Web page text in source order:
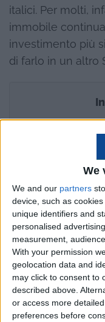
We
We and our partners
device, such as
unique identifiers and
personalised
measurement,
With your permission
geolocation data and
may click to consent to
described above.
or access more
preferences before
italici. Per molti,
immobile
investimento più
di farlo in un altro
Vediamo
investire in
Dove
Il mercato
Case in
Comprare
investimento
Comprare
La
degli Emirati